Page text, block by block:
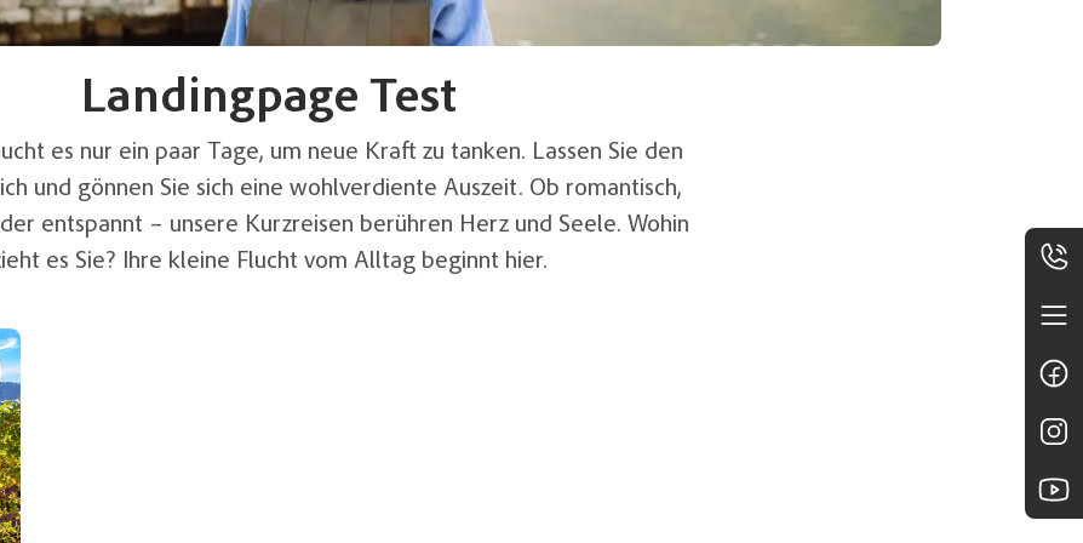
Landingpage Test
es nur ein paar Tage, um neue Kraft zu tanken. Lassen Sie den
und gönnen Sie sich eine wohlverdiente Auszeit. Ob romantisch,
entspannt – unsere Kurzreisen berühren Herz und Seele. Wohin
es Sie? Ihre kleine Flucht vom Alltag beginnt hier.